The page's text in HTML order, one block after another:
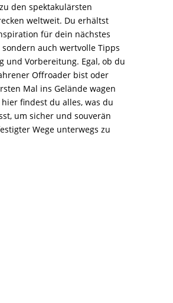
den spektakulärsten
weltweit. Du erhältst
für dein nächstes
auch wertvolle Tipps
und Vorbereitung. Egal, ob du
Offroader bist oder
Mal ins Gelände wagen
hier findest du alles, was du
um sicher und souverän
Wege unterwegs zu